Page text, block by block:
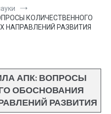
КОЛИЧЕСТВЕННОГО
РАЗВИТИЯ
АПК: ВОПРОСЫ
ОБОСНОВАНИЯ
РАЗВИТИЯ